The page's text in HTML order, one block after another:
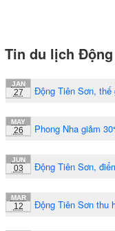
Tin du lịch
JAN
27 Động Tiên Sơn, thế
MAY
26 Phong Nha giảm
JUN
03 Động Tiên Sơn,
MAR
12 Động Tiên Sơn thu